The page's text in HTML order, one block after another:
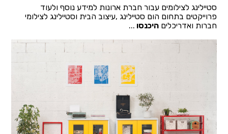
סטיילינג לצילומים עבור חברת ארונות למידע נוסף ולעוד
פרוייקטים בתחום הום סטיילינג ,עיצוב הבית וסטיילינג לצילומי
חברות ואדריכליםהיכנסו ...